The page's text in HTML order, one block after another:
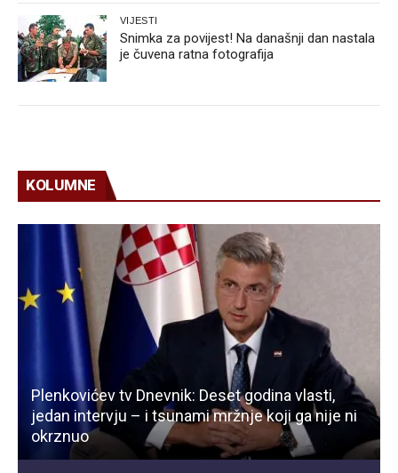
VIJESTI
Snimka za povijest! Na današnji dan nastala
je čuvena ratna fotografija
KOLUMNE
Plenkovićev tv Dnevnik: Deset godina vlasti,
jedan intervju – i tsunami mržnje koji ga nije ni
okrznuo